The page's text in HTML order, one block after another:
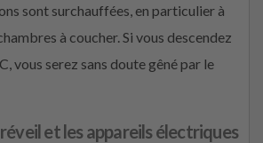
sont surchauffées, en particulier à
à coucher. Si vous descendez
vous serez sans doute gêné par le
et les appareils électriques